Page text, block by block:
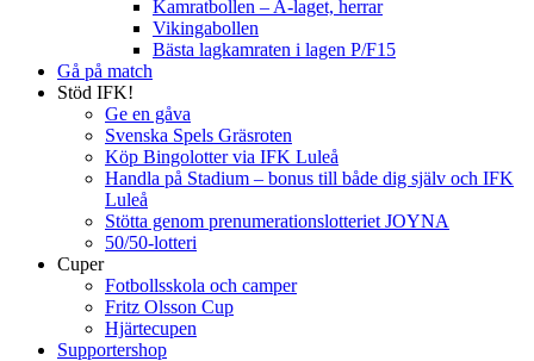
Kamratbollen – A-laget, herrar
Vikingabollen
Bästa lagkamraten i lagen P/F15
Gå på match
Stöd IFK!
Ge en gåva
Svenska Spels Gräsroten
Köp Bingolotter via IFK Luleå
Handla på Stadium – bonus till både dig själv och IFK
Luleå
Stötta genom prenumerationslotteriet JOYNA
50/50-lotteri
Cuper
Fotbollsskola och camper
Fritz Olsson Cup
Hjärtecupen
Supportershop